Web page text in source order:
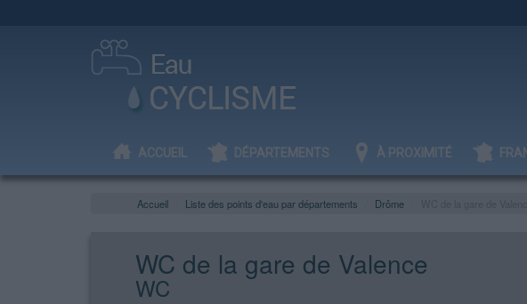
ACCUEIL DÉPARTEMENTS À PROXIMITÉ
Accueil Liste des points d'eau par départements Drôme
WC de la gare de Valence
WC